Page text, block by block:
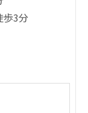
3分